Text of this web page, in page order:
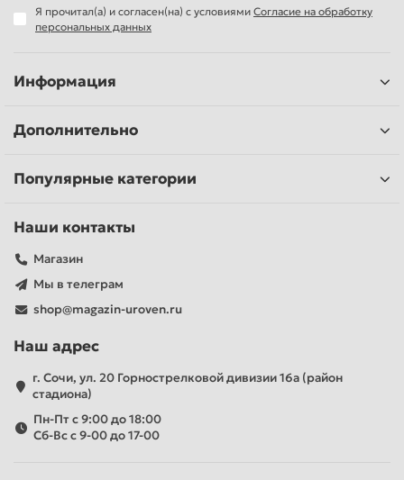
Я прочитал(а) и согласен(на) с условиями Согласие на обработку
персональных данных
Информация
Дополнительно
Популярные категории
Наши контакты
Магазин
Мы в телеграм
shop@magazin-uroven.ru
Наш адрес
г. Сочи, ул. 20 Горнострелковой дивизии 16а (район
стадиона)
Пн-Пт с 9:00 до 18:00
Сб-Вс с 9-00 до 17-00